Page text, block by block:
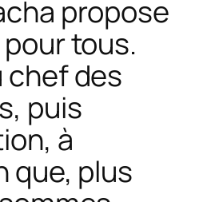
propose
tous.
chef des
puis
à
que, plus